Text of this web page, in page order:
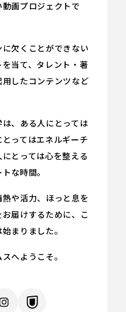
画プロジェクトで
欠くことができない
当て、タレント・著
したコンテンツなど
、ある人にとっては
ってはエネルギーチ
とっては心を整える
な時間。
や活力、ほっと息を
届けするために、こ
まりました。
へようこそ。